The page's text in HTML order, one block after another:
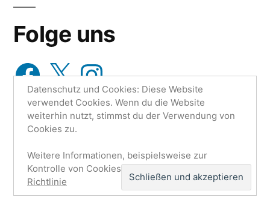
Folge uns
Facebook
X Instagram
Research Unit One | Ruo.de,Mit Stolz präsentiert von
WordPress.
Datenschutzerklärung Impressum
Datenschutz und Cookies: Diese Website
verwendet Cookies. Wenn du die Website
weiterhin nutzt, stimmst du der Verwendung von
Cookies zu.
Weitere Informationen, beispielsweise zur
Kontrolle von Cookies, findest du hier:
Richtlinie